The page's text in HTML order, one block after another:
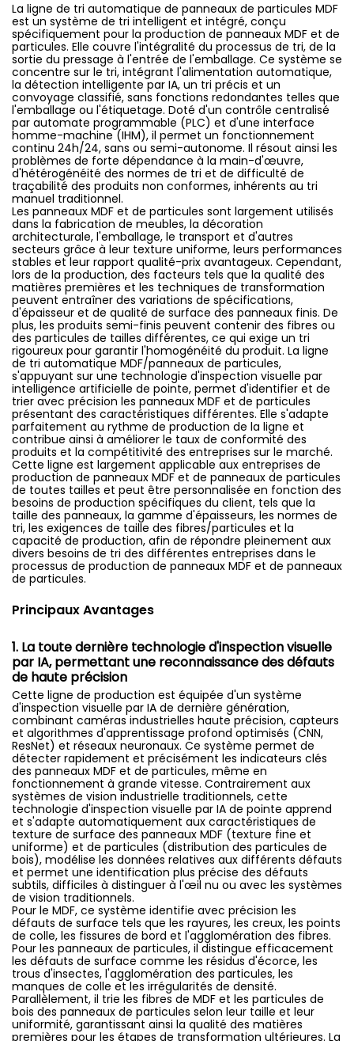
La ligne de tri automatique de panneaux de particules MDF
est un système de tri intelligent et intégré, conçu
spécifiquement pour la production de panneaux MDF et de
particules. Elle couvre l'intégralité du processus de tri, de la
sortie du pressage à l'entrée de l'emballage. Ce système se
concentre sur le tri, intégrant l'alimentation automatique,
la détection intelligente par IA, un tri précis et un
convoyage classifié, sans fonctions redondantes telles que
l'emballage ou l'étiquetage. Doté d'un contrôle centralisé
par automate programmable (PLC) et d'une interface
homme-machine (IHM), il permet un fonctionnement
continu 24h/24, sans ou semi-autonome. Il résout ainsi les
problèmes de forte dépendance à la main-d'œuvre,
d'hétérogénéité des normes de tri et de difficulté de
traçabilité des produits non conformes, inhérents au tri
manuel traditionnel.
Les panneaux MDF et de particules sont largement utilisés
dans la fabrication de meubles, la décoration
architecturale, l'emballage, le transport et d'autres
secteurs grâce à leur texture uniforme, leurs performances
stables et leur rapport qualité-prix avantageux. Cependant,
lors de la production, des facteurs tels que la qualité des
matières premières et les techniques de transformation
peuvent entraîner des variations de spécifications,
d'épaisseur et de qualité de surface des panneaux finis. De
plus, les produits semi-finis peuvent contenir des fibres ou
des particules de tailles différentes, ce qui exige un tri
rigoureux pour garantir l'homogénéité du produit. La ligne
de tri automatique MDF/panneaux de particules,
s'appuyant sur une technologie d'inspection visuelle par
intelligence artificielle de pointe, permet d'identifier et de
trier avec précision les panneaux MDF et de particules
présentant des caractéristiques différentes. Elle s'adapte
parfaitement au rythme de production de la ligne et
contribue ainsi à améliorer le taux de conformité des
produits et la compétitivité des entreprises sur le marché.
Cette ligne est largement applicable aux entreprises de
production de panneaux MDF et de panneaux de particules
de toutes tailles et peut être personnalisée en fonction des
besoins de production spécifiques du client, tels que la
taille des panneaux, la gamme d'épaisseurs, les normes de
tri, les exigences de taille des fibres/particules et la
capacité de production, afin de répondre pleinement aux
divers besoins de tri des différentes entreprises dans le
processus de production de panneaux MDF et de panneaux
de particules.
Principaux Avantages
1. La toute dernière technologie d'inspection visuelle
par IA, permettant une reconnaissance des défauts
de haute précision
Cette ligne de production est équipée d'un système
d'inspection visuelle par IA de dernière génération,
combinant caméras industrielles haute précision, capteurs
et algorithmes d'apprentissage profond optimisés (CNN,
ResNet) et réseaux neuronaux. Ce système permet de
détecter rapidement et précisément les indicateurs clés
des panneaux MDF et de particules, même en
fonctionnement à grande vitesse. Contrairement aux
systèmes de vision industrielle traditionnels, cette
technologie d'inspection visuelle par IA de pointe apprend
et s'adapte automatiquement aux caractéristiques de
texture de surface des panneaux MDF (texture fine et
uniforme) et de particules (distribution des particules de
bois), modélise les données relatives aux différents défauts
et permet une identification plus précise des défauts
subtils, difficiles à distinguer à l'œil nu ou avec les systèmes
de vision traditionnels.
Pour le MDF, ce système identifie avec précision les
défauts de surface tels que les rayures, les creux, les points
de colle, les fissures de bord et l'agglomération des fibres.
Pour les panneaux de particules, il distingue efficacement
les défauts de surface comme les résidus d'écorce, les
trous d'insectes, l'agglomération des particules, les
manques de colle et les irrégularités de densité.
Parallèlement, il trie les fibres de MDF et les particules de
bois des panneaux de particules selon leur taille et leur
uniformité, garantissant ainsi la qualité des matières
premières pour les étapes de transformation ultérieures. La